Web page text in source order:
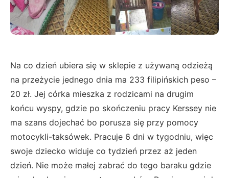
Na co dzień ubiera się w sklepie z używaną odzieżą
na przeżycie jednego dnia ma 233 filipińskich peso –
20 zł. Jej córka mieszka z rodzicami na drugim
końcu wyspy, gdzie po skończeniu pracy Kerssey nie
ma szans dojechać bo porusza się przy pomocy
motocykli-taksówek. Pracuje 6 dni w tygodniu, więc
swoje dziecko widuje co tydzień przez aż jeden
dzień. Nie może małej zabrać do tego baraku gdzie